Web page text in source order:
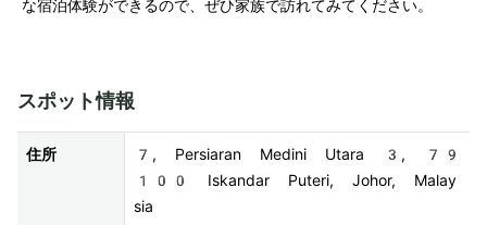
な宿泊体験ができるので、ぜひ家族で訪れてみてください。
スポット情報
住所
7, Persiaran Medini Utara 3, 79
100 Iskandar Puteri, Johor, Malay
sia